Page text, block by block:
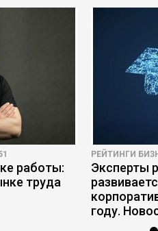
работы:
труда
РЕЙТИНГИ
Эксперты
году.